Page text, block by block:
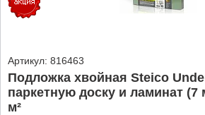
Артикул: 816463
Подложка хвойная Steico
паркетную доску и ламинат (7
м²